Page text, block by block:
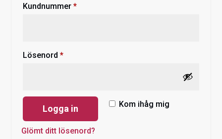
Kundnummer*Obligatoriskt
Lösenord*Obligatoriskt
Kom ihåg mig
Logga in
Glömt ditt lösenord?